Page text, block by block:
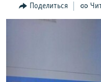
поискуИНФОГРАФИКА
ТЕЛЕПРОЕКТ КРЫМ.РЕАЛИИ
ПОБЕДИТЕЛЕЙ НЕ СУДЯТ?
КАК ОБОЙТИ
ПРИСОЕДИНЯЙТЕСЬ!
Поделиться